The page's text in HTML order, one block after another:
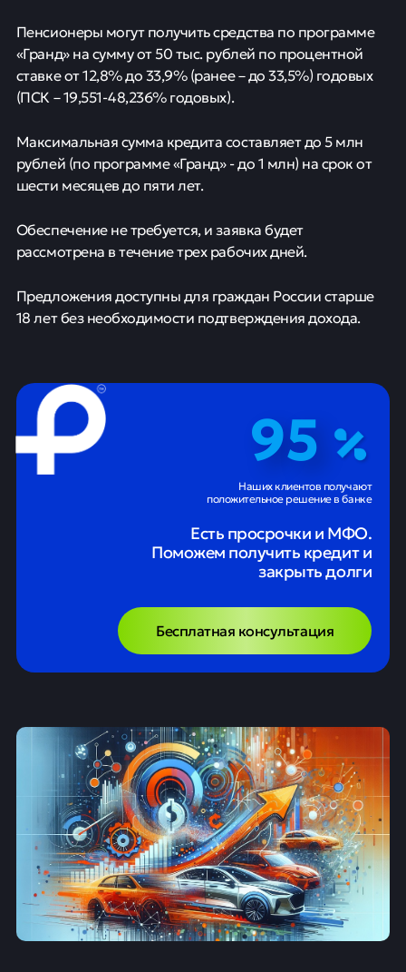
Пенсионеры могут получить средства по программе
«Гранд» на сумму от 50 тыс. рублей по процентной
ставке от 12,8% до 33,9% (ранее – до 33,5%) годовых
(ПСК – 19,551-48,236% годовых).
Максимальная сумма кредита составляет до 5 млн
рублей (по программе «Гранд» - до 1 млн) на срок от
шести месяцев до пяти лет.
Обеспечение не требуется, и заявка будет
рассмотрена в течение трех рабочих дней.
Предложения доступны для граждан России старше
18 лет без необходимости подтверждения дохода.
95
Наших клиентов получают
положительное решение в банке
Есть просрочки и МФО.
Поможем получить кредит и
закрыть долги
Бесплатная консультация